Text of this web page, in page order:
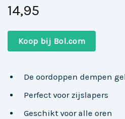
14,95
Koop bij Bol.com
De oordoppen dempen
Perfect voor zijslapers
Geschikt voor alle oren